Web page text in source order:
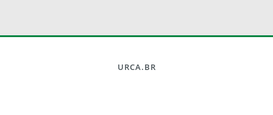
URCA.BR